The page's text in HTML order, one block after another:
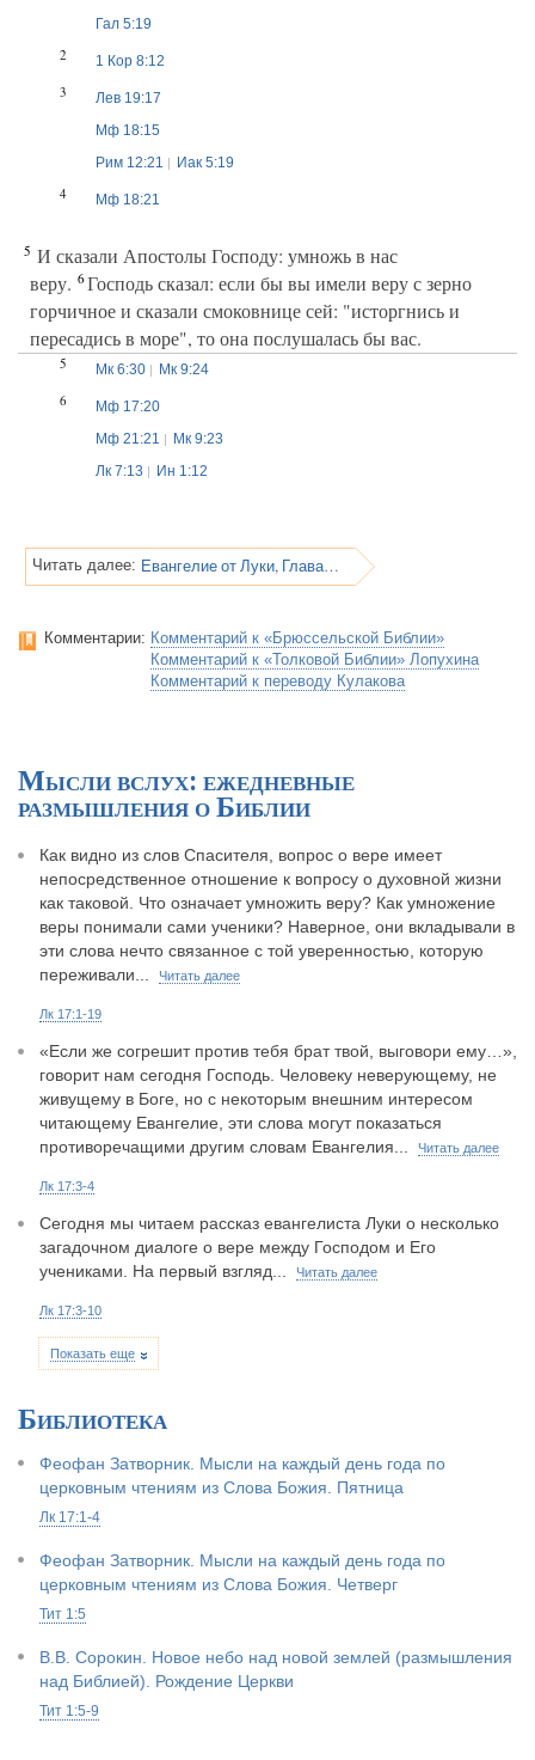
Гал 5:19
2 1 Кор 8:12
3
Лев 19:17
Мф 18:15
Рим 12:21
Иак 5:19
4 Мф 18:21
5 И сказали Апостолы Господу: умножь в нас
веру. 6Господь сказал: если бы вы имели веру с зерно
горчичное и сказали смоковнице сей: "исторгнись и
пересадись в море", то она послушалась бы вас.
5 Мк 6:30 Мк 9:24
6
Мф 17:20
Мф 21:21
Мк 9:23
Лк 7:13
Ин 1:12
Читать далее: Евангелие от Луки, Глава 17
Комментарии: Комментарий к «Брюссельской Библии»
Комментарий к «Толковой Библии» Лопухина
Комментарий к переводу Кулакова
Мысли вслух: ежедневные
размышления о Библии
Как видно из слов Спасителя, вопрос о вере имеет
непосредственное отношение к вопросу о духовной жизни
как таковой. Что означает умножить веру? Как умножение
веры понимали сами ученики? Наверное, они вкладывали в
эти слова нечто связанное с той уверенностью, которую
переживали...
Читать далее
Лк 17:1-19
«Если же согрешит против тебя брат твой, выговори ему…»,
говорит нам сегодня Господь. Человеку неверующему, не
живущему в Боге, но с некоторым внешним интересом
читающему Евангелие, эти слова могут показаться
противоречащими другим словам Евангелия...
Читать далее
Лк 17:3-4
Сегодня мы читаем рассказ евангелиста Луки о несколько
загадочном диалоге о вере между Господом и Его
учениками. На первый взгляд...
Читать далее
Лк 17:3-10
Показать еще
Библиотека
Феофан Затворник. Мысли на каждый день года по
церковным чтениям из Слова Божия. Пятница
Лк 17:1-4
Феофан Затворник. Мысли на каждый день года по
церковным чтениям из Слова Божия. Четверг
Тит 1:5
В.В. Сорокин. Новое небо над новой землей (размышления
над Библией). Рождение Церкви
Тит 1:5-9